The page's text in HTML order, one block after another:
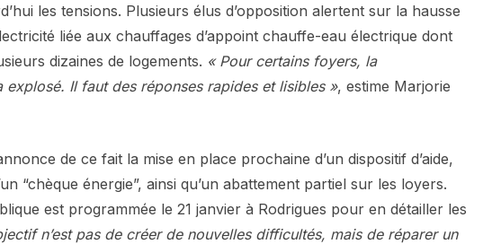
les tensions. Plusieurs élus d’opposition alertent sur la hausse
liée aux chauffages d’appoint chauffe-eau électrique dont
dizaines de logements. « Pour certains foyers, la
explosé. Il faut des réponses rapides et lisibles », estime Marjorie
de ce fait la mise en place prochaine d’un dispositif d’aide,
“chèque énergie”, ainsi qu’un abattement partiel sur les loyers.
est programmée le 21 janvier à Rodrigues pour en détailler les
n’est pas de créer de nouvelles difficultés, mais de réparer un